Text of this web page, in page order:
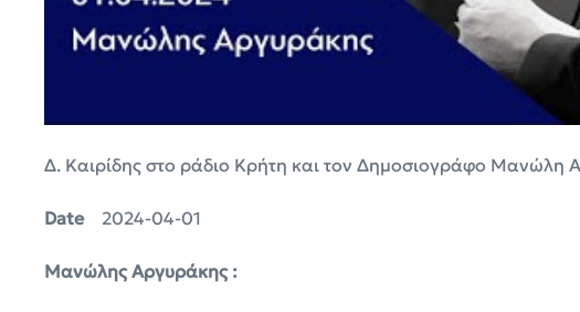
Δ. Καιρίδης στο ράδιο Κρήτη και τον Δημοσιογράφο Μανώλη
Date2024-04-01
Μανώλης Αργυράκης :